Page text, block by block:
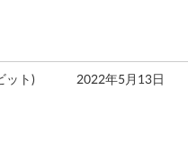
ット) 2022年5月13日